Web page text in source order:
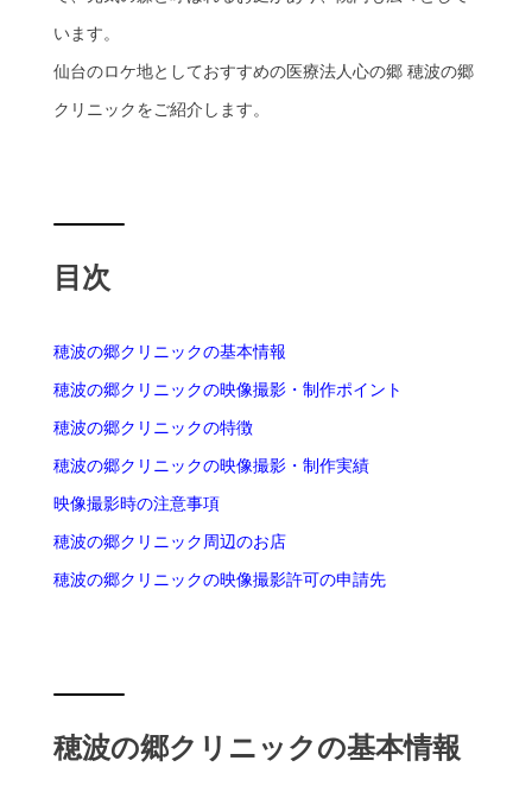
います。
仙台のロケ地としておすすめの医療法人心の郷 穂波の郷
クリニックをご紹介します。
目次
穂波の郷クリニックの基本情報
穂波の郷クリニックの映像撮影・制作ポイント
穂波の郷クリニックの特徴
穂波の郷クリニックの映像撮影・制作実績
映像撮影時の注意事項
穂波の郷クリニック周辺のお店
穂波の郷クリニックの映像撮影許可の申請先
穂波の郷クリニックの基本情報